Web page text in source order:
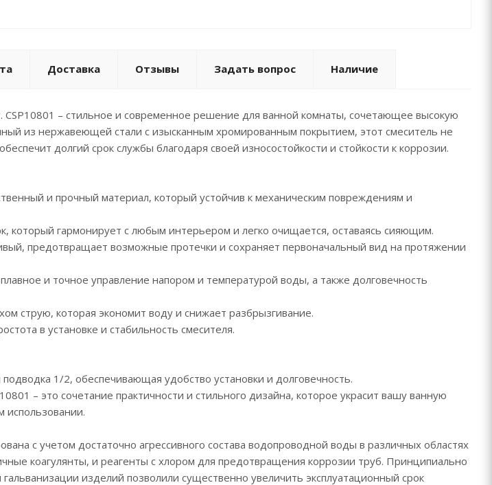
установке и стабильность смесителя.
Гибкая подводка (длина 450 мм): стандартная подводка 1/2,
обеспечивающая удобство установки и долговечность.
Смеситель для умывальника Petra CETUS CSP10801 – это
использовании.
Продукция ТМ CETUS разработана и адаптирована с учетом
достаточно агрессивного состава водопроводной воды в
различные коагулянты, и реагенты с хлором для
методы литья, обработки, полировки и гальванизации изделий
позволили существенно увеличить эксплуатационный срок
На изделия предоставляется гарантия:
Доставка Отзывы Задать вопрос Наличие
CSP10801 – стильное и современное решение для ванной комнаты, сочетающее высокую
из нержавеющей стали с изысканным хромированным покрытием, этот смеситель не
долгий срок службы благодаря своей износостойкости и стойкости к коррозии.
и прочный материал, который устойчив к механическим повреждениям и
который гармонирует с любым интерьером и легко очищается, оставаясь сияющим.
предотвращает возможные протечки и сохраняет первоначальный вид на протяжении
и точное управление напором и температурой воды, а также долговечность
струю, которая экономит воду и снижает разбрызгивание.
в установке и стабильность смесителя.
1/2, обеспечивающая удобство установки и долговечность.
– это сочетание практичности и стильного дизайна, которое украсит вашу ванную
использовании.
с учетом достаточно агрессивного состава водопроводной воды в различных областях
коагулянты, и реагенты с хлором для предотвращения коррозии труб. Принципиально
изделий позволили существенно увеличить эксплуатационный срок